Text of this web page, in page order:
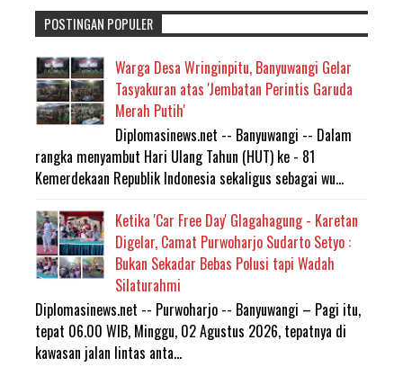
POSTINGAN POPULER
Warga Desa Wringinpitu, Banyuwangi Gelar
Tasyakuran atas 'Jembatan Perintis Garuda
Merah Putih'
Diplomasinews.net -- Banyuwangi -- Dalam
rangka menyambut Hari Ulang Tahun (HUT) ke - 81
Kemerdekaan Republik Indonesia sekaligus sebagai wu...
Ketika 'Car Free Day' Glagahagung - Karetan
Digelar, Camat Purwoharjo Sudarto Setyo :
Bukan Sekadar Bebas Polusi tapi Wadah
Silaturahmi
Diplomasinews.net -- Purwoharjo -- Banyuwangi – Pagi itu,
tepat 06.00 WIB, Minggu, 02 Agustus 2026, tepatnya di
kawasan jalan lintas anta...